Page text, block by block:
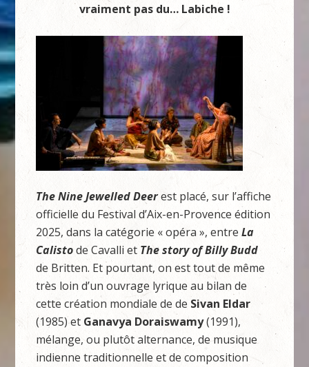
vraiment pas du… Labiche !
The Nine Jewelled Deerest placé, sur l’affiche
officielle du Festival d’Aix-en-Provence édition
2025, dans la catégorie « opéra », entreLa
Calistode Cavalli et The story of Billy Budd
de Britten. Et pourtant, on est tout de même
très loin d’un ouvrage lyrique au bilan de
cette création mondiale de de Sivan Eldar
(1985) et Ganavya Doraiswamy(1991),
mélange, ou plutôt alternance, de musique
indienne traditionnelle et de composition